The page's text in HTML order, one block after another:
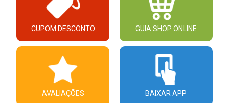
CUPOM DESCONTO GUIA SHOP ONLINE
AVALIAÇÕES BAIXAR APP